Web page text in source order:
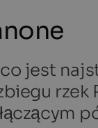
jest
rzek